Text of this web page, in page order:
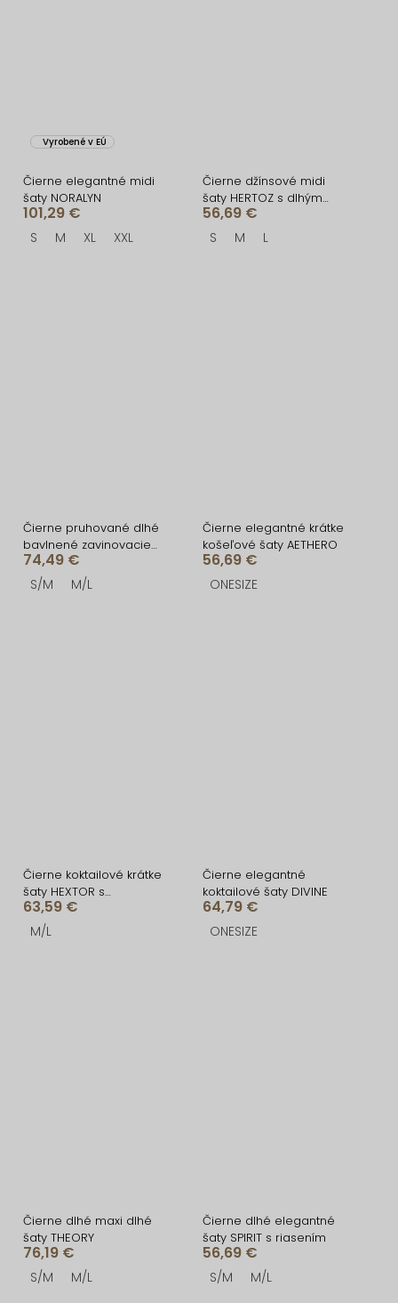
Vyrobené v EÚ
Čierne elegantné midi
šaty NORALYN
101,29 €
S M XL XXL
Čierne džínsové midi
šaty HERTOZ s dlhým
rukávom
56,69 €
S M L
Čierne pruhované dlhé
bavlnené zavinovacie
šaty NATURE
74,49 €
S/M M/L
Čierne elegantné krátke
košeľové šaty AETHERO
56,69 €
ONESIZE
Čierne koktailové krátke
šaty HEXTOR s
kraťaskami
63,59 €
M/L
Čierne elegantné
koktailové šaty DIVINE
64,79 €
ONESIZE
Čierne dlhé maxi dlhé
šaty THEORY
76,19 €
S/M M/L
Čierne dlhé elegantné
šaty SPIRIT s riasením
56,69 €
S/M M/L